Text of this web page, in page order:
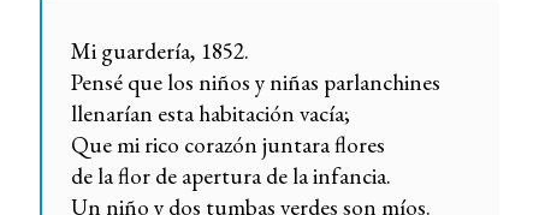
Mi guardería, 1852.
Pensé que los niños y niñas parlanchines
llenarían esta habitación vacía;
Que mi rico corazón juntara flores
de la flor de apertura de la infancia.
Un niño y dos tumbas verdes son míos.